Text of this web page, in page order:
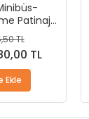
Patinaj
TL
TL
Ekle